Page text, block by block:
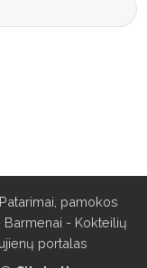
Patarimai, pamokos
- Kokteilių
portalas